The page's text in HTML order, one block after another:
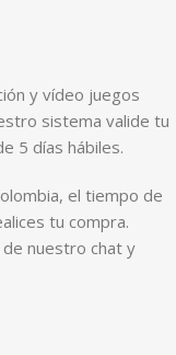
y vídeo juegos
sistema valide tu
5 días hábiles.
el tiempo de
tu compra.
nuestro chat y